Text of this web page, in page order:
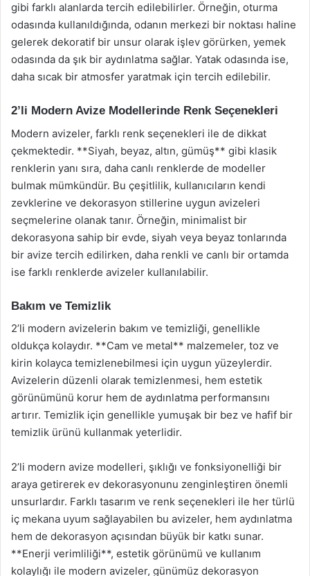
gibi farklı alanlarda tercih edilebilirler. Örneğin, oturma
odasında kullanıldığında, odanın merkezi bir noktası haline
gelerek dekoratif bir unsur olarak işlev görürken, yemek
odasında da şık bir aydınlatma sağlar. Yatak odasında ise,
daha sıcak bir atmosfer yaratmak için tercih edilebilir.
2’li Modern Avize Modellerinde Renk Seçenekleri
Modern avizeler, farklı renk seçenekleri ile de dikkat
çekmektedir. **Siyah, beyaz, altın, gümüş** gibi klasik
renklerin yanı sıra, daha canlı renklerde de modeller
bulmak mümkündür. Bu çeşitlilik, kullanıcıların kendi
zevklerine ve dekorasyon stillerine uygun avizeleri
seçmelerine olanak tanır. Örneğin, minimalist bir
dekorasyona sahip bir evde, siyah veya beyaz tonlarında
bir avize tercih edilirken, daha renkli ve canlı bir ortamda
ise farklı renklerde avizeler kullanılabilir.
Bakım ve Temizlik
2’li modern avizelerin bakım ve temizliği, genellikle
oldukça kolaydır. **Cam ve metal** malzemeler, toz ve
kirin kolayca temizlenebilmesi için uygun yüzeylerdir.
Avizelerin düzenli olarak temizlenmesi, hem estetik
görünümünü korur hem de aydınlatma performansını
artırır. Temizlik için genellikle yumuşak bir bez ve hafif bir
temizlik ürünü kullanmak yeterlidir.
2’li modern avize modelleri, şıklığı ve fonksiyonelliği bir
araya getirerek ev dekorasyonunu zenginleştiren önemli
unsurlardır. Farklı tasarım ve renk seçenekleri ile her türlü
iç mekana uyum sağlayabilen bu avizeler, hem aydınlatma
hem de dekorasyon açısından büyük bir katkı sunar.
**Enerji verimliliği**, estetik görünümü ve kullanım
kolaylığı ile modern avizeler, günümüz dekorasyon